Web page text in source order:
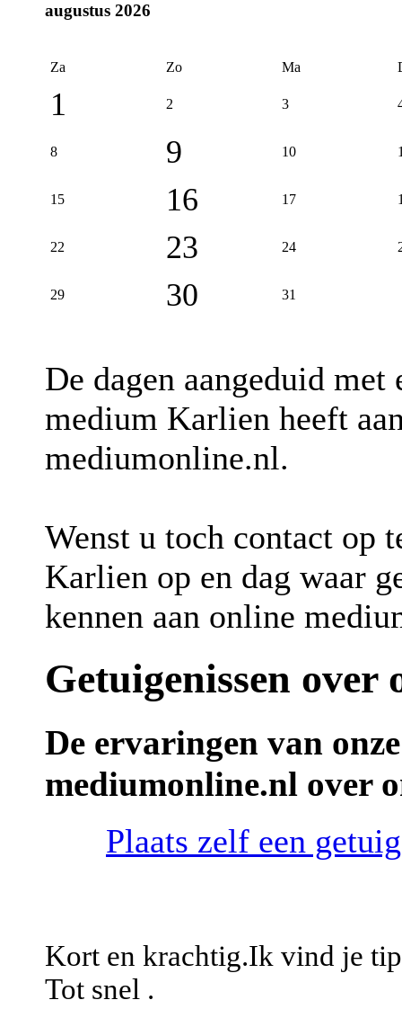
augustus 2026
Za Zo Ma
1 2 3
8 9 10
15 16 17
22 23 24
29 30 31
De dagen aangeduid met
medium Karlien heeft
mediumonline.nl.
Wenst u toch contact op
Karlien op en dag waar
kennen aan online
Getuigenissen over
De ervaringen van
mediumonline.nl over
Plaats zelf een
Kort en krachtig.Ik vind je
Tot snel .